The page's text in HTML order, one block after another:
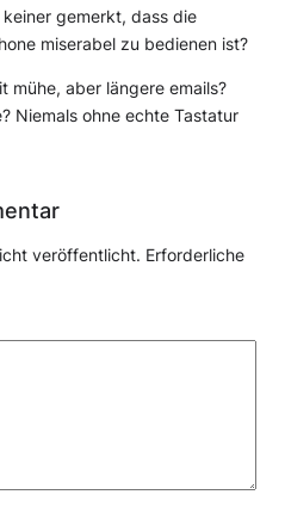
gemerkt, dass die
miserabel zu bedienen ist?
mühe, aber längere emails?
Niemals ohne echte Tastatur
veröffentlicht. Erforderliche